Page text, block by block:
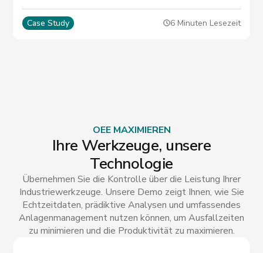
Case Study 6 Minuten Lesezeit
OEE MAXIMIEREN
Ihre Werkzeuge, unsere
Technologie
Übernehmen Sie die Kontrolle über die Leistung Ihrer
Industriewerkzeuge. Unsere Demo zeigt Ihnen, wie Sie
Echtzeitdaten, prädiktive Analysen und umfassendes
Anlagenmanagement nutzen können, um Ausfallzeiten
zu minimieren und die Produktivität zu maximieren.